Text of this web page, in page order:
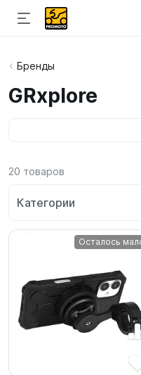
Бренды
GRxplore
20 товаров
Категории
Осталось